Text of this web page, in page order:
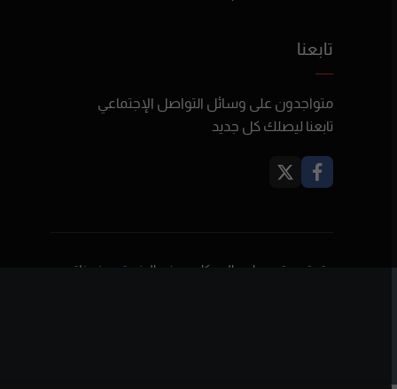
تابعنا
متواجدون على وسائل التواصل الإجتماعي
تابعنا ليصلك كل جديد
حقوق محتوى برامج البودكاست في المنصة محفوظة